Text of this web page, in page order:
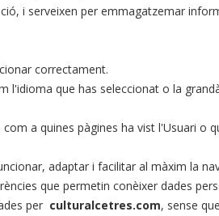
i serveixen per emmagatzemar
correctament.
l'idioma que has seleccionat o la
a quines pàgines ha vist l'Usuari o
adaptar i facilitar al màxim la
que permetin conèixer dades
per culturalcetres.com, sense